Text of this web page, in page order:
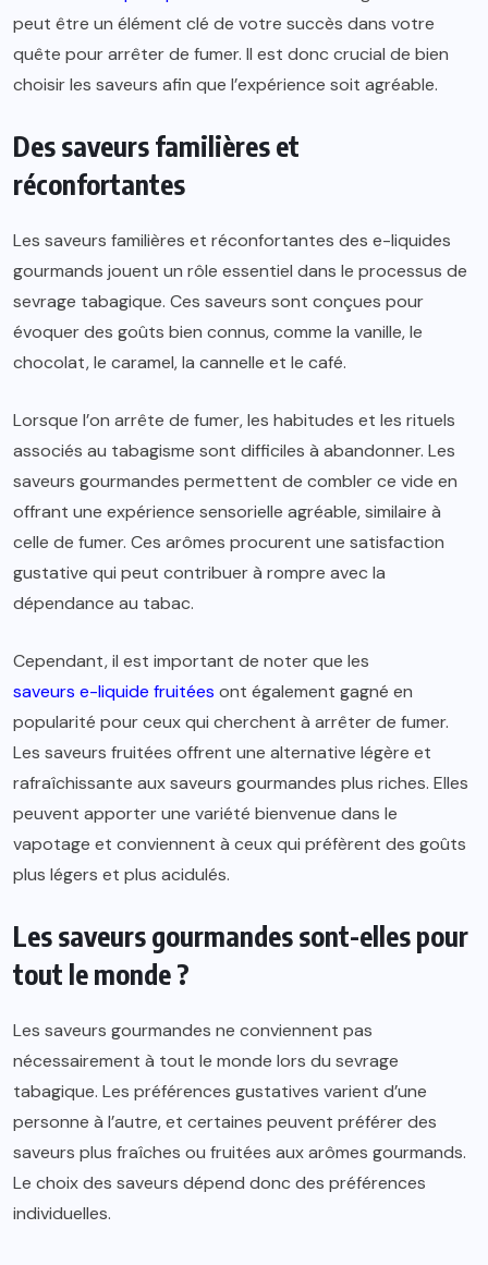
peut être un élément clé de votre succès dans votre
quête pour arrêter de fumer. Il est donc crucial de bien
choisir les saveurs afin que l’expérience soit agréable.
Des saveurs familières et
réconfortantes
Les saveurs familières et réconfortantes des e-liquides
gourmands jouent un rôle essentiel dans le processus de
sevrage tabagique. Ces saveurs sont conçues pour
évoquer des goûts bien connus, comme la vanille, le
chocolat, le caramel, la cannelle et le café.
Lorsque l’on arrête de fumer, les habitudes et les rituels
associés au tabagisme sont difficiles à abandonner. Les
saveurs gourmandes permettent de combler ce vide en
offrant une expérience sensorielle agréable, similaire à
celle de fumer. Ces arômes procurent une satisfaction
gustative qui peut contribuer à rompre avec la
dépendance au tabac.
Cependant, il est important de noter que les
saveurs e-liquide fruitées ont également gagné en
popularité pour ceux qui cherchent à arrêter de fumer.
Les saveurs fruitées offrent une alternative légère et
rafraîchissante aux saveurs gourmandes plus riches. Elles
peuvent apporter une variété bienvenue dans le
vapotage et conviennent à ceux qui préfèrent des goûts
plus légers et plus acidulés.
Les saveurs gourmandes sont-elles pour
tout le monde ?
Les saveurs gourmandes ne conviennent pas
nécessairement à tout le monde lors du sevrage
tabagique. Les préférences gustatives varient d’une
personne à l’autre, et certaines peuvent préférer des
saveurs plus fraîches ou fruitées aux arômes gourmands.
Le choix des saveurs dépend donc des préférences
individuelles.